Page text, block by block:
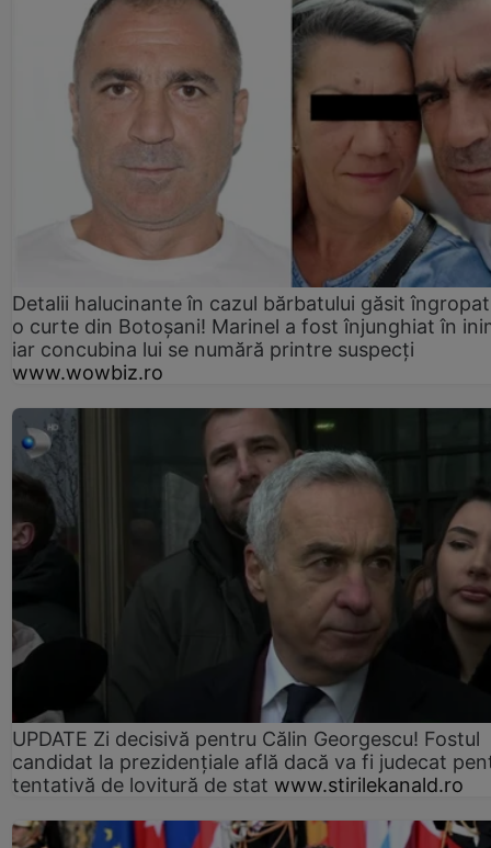
Detalii halucinante în cazul bărbatului găsit
o curte din Botoșani! Marinel a fost înjunghiat în
iar concubina lui se numără printre suspecți
www.wowbiz.ro
UPDATE Zi decisivă pentru Călin Georgescu! Fostul
candidat la prezidențiale află dacă va fi judecat
tentativă de lovitură de stat www.stirilekanald.ro